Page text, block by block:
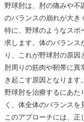
野球肘は、肘の痛みや不
のバランスの崩れが大き
特に、野球のようなスポ
求します。体のバランス
り、これが野球肘の原因
肘周りの筋肉や靭帯に異
き起こす原因となります。
野球肘を治療するにあた
く、体全体のバランスを
このアプローチには、正